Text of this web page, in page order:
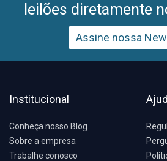
leilões diretamente
Assine nossa
Institucional
Conheça nosso Blog
Sobre a empresa
Trabalhe conosco